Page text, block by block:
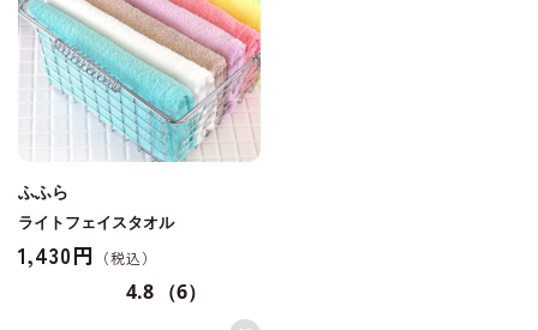
ふふら
ライトフェイスタオル
1,430円
4.8 （6）